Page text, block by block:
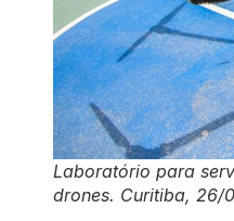
Laboratório para
drones. Curitiba, 26/